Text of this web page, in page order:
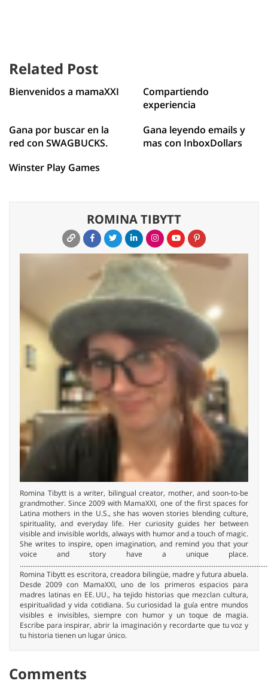
Related Post
Bienvenidos a mamaXXI
Compartiendo
experiencia
Gana por buscar en la
red con SWAGBUCKS.
Gana leyendo emails y
mas con InboxDollars
Winster Play Games
ROMINA TIBYTT
Romina Tibytt is a writer, bilingual creator, mother, and soon-to-be
grandmother. Since 2009 with MamaXXI, one of the first spaces for
Latina mothers in the U.S., she has woven stories blending culture,
spirituality, and everyday life. Her curiosity guides her between
visible and invisible worlds, always with humor and a touch of magic.
She writes to inspire, open imagination, and remind you that your
voice and story have a unique place.
Romina Tibytt es escritora, creadora bilingüe, madre y futura abuela.
Desde 2009 con MamaXXI, uno de los primeros espacios para
madres latinas en EE. UU., ha tejido historias que mezclan cultura,
espiritualidad y vida cotidiana. Su curiosidad la guía entre mundos
visibles e invisibles, siempre con humor y un toque de magia.
Escribe para inspirar, abrir la imaginación y recordarte que tu voz y
tu historia tienen un lugar único.
Comments